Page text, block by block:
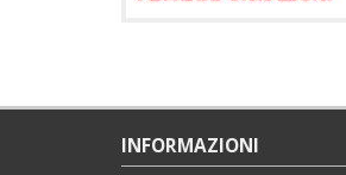
INFORMAZIONI